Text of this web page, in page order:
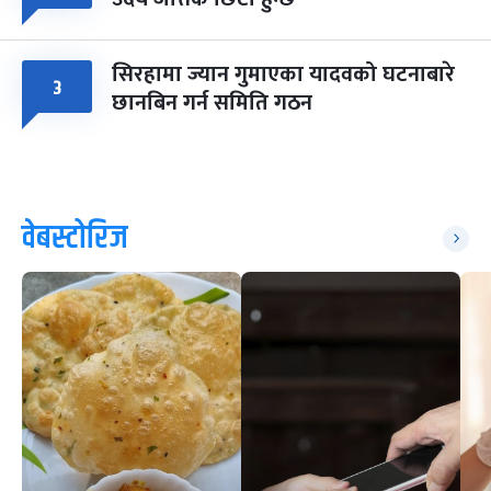
३ सिरहामा ज्यान गुमाएका यादवको घटनाबारे
छानबिन गर्न समिति गठन
वेबस्टोरिज